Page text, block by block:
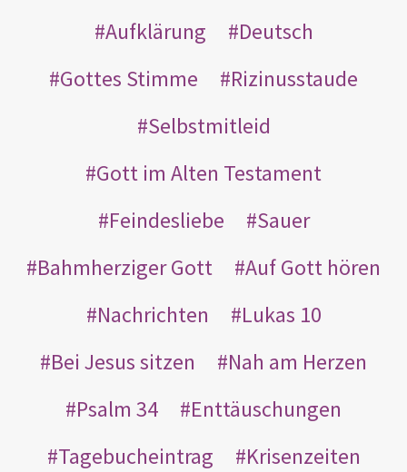
Aufklärung
Deutsch
Gottes Stimme
Rizinusstaude
Selbstmitleid
Gott im Alten Testament
Feindesliebe
Sauer
Bahmherziger Gott
Auf Gott hören
Nachrichten
Lukas 10
Bei Jesus sitzen
Nah am Herzen
Psalm 34
Enttäuschungen
Tagebucheintrag
Krisenzeiten